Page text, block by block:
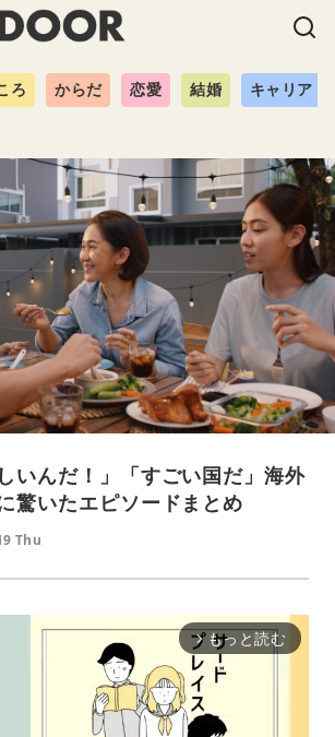
ろ からだ 恋愛 結婚 キャリア
いんだ！」「すごい国だ」海外
驚いたエピソードまとめ
Thu
arrow_forward_ios もっと読む